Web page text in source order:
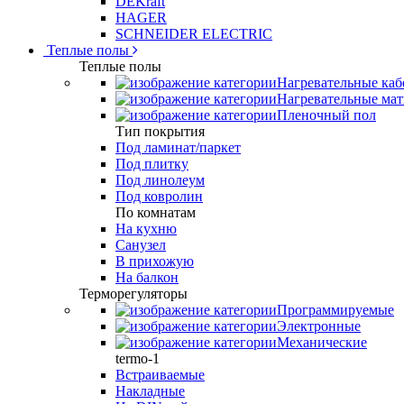
HAGER
SCHNEIDER ELECTRIC
Теплые полы
Теплые полы
Нагревательные
Нагревательные
Пленочный пол
Тип покрытия
Под ламинат/паркет
Под плитку
Под линолеум
Под ковролин
По комнатам
На кухню
Санузел
В прихожую
На балкон
Терморегуляторы
Программируемые
Электронные
Механические
termo-1
Встраиваемые
Накладные